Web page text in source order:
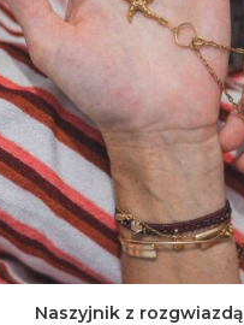
Naszyjnik z rozgwiazdą